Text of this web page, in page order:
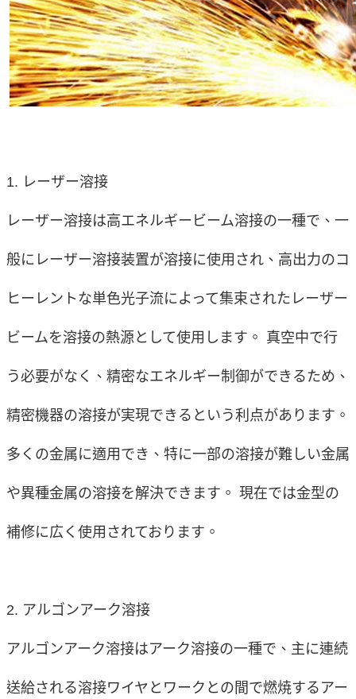
1. レーザー溶接
レーザー溶接は高エネルギービーム溶接の一種で、一
般にレーザー溶接装置が溶接に使用され、高出力のコ
ヒーレントな単色光子流によって集束されたレーザー
ビームを溶接の熱源として使用します。 真空中で行
う必要がなく、精密なエネルギー制御ができるため、
精密機器の溶接が実現できるという利点があります。
多くの金属に適用でき、特に一部の溶接が難しい金属
や異種金属の溶接を解決できます。 現在では金型の
補修に広く使用されております。
2. アルゴンアーク溶接
アルゴンアーク溶接はアーク溶接の一種で、主に連続
送給される溶接ワイヤとワークとの間で燃焼するアー